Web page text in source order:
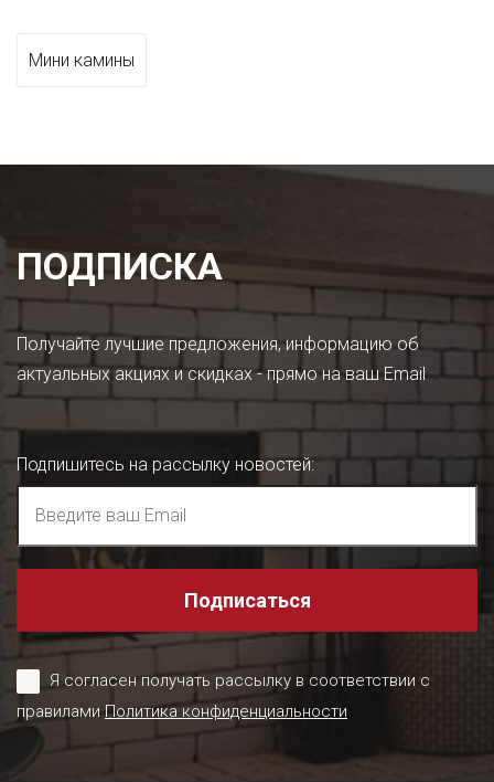
Мини камины
ПОДПИСКА
Получайте лучшие предложения, информацию об
актуальных акциях и скидках - прямо на ваш Email
Подпишитесь на рассылку новостей:
Подписаться
Я согласен получать рассылку в соответствии с
правиламиПолитика конфиденциальности